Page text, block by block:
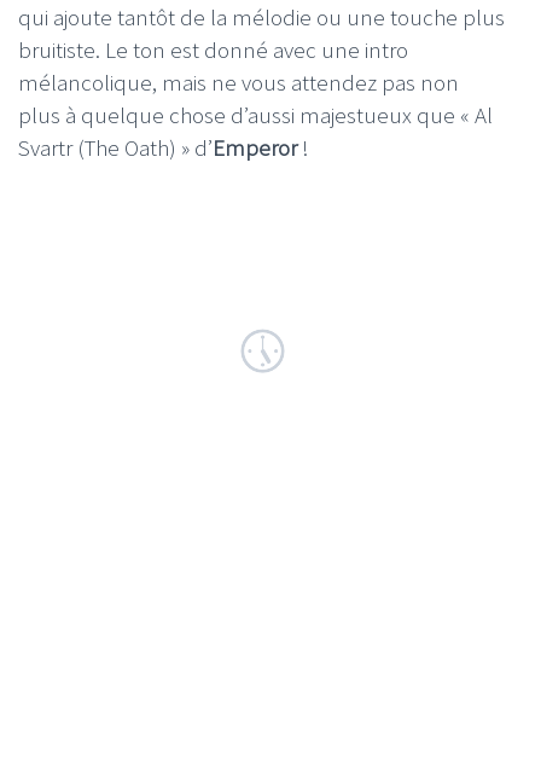
qui ajoute tantôt de la mélodie ou une touche plus
bruitiste. Le ton est donné avec une intro
mélancolique, mais ne vous attendez pas non
plus à quelque chose d’aussi majestueux que « Al
Svartr (The Oath) » d’Emperor!